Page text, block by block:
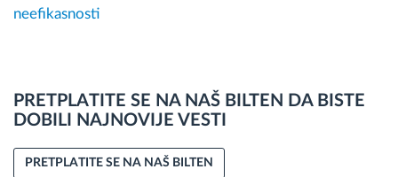
neefikasnosti
PRETPLATITE SE NA NAŠ BILTEN DA BISTE
DOBILI NAJNOVIJE VESTI
PRETPLATITE SE NA NAŠ BILTEN